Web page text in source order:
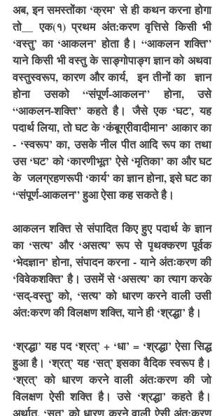
अब, इन समस्तोंका ‘क्रम’ से ही कथन करना होगा
तो__ एक(१) प्रथम अंत:करण वृत्तिसे किसी भी
‘वस्तु’ का ‘आकलन’ होता है। “आकलन शक्ति”
याने किसी भी वस्तु के साङ्गोपाङ्ग ज्ञान को अथवा
वस्तुस्वरूप, कारण और कार्य,  इन तीनों का  ज्ञान
होना उसको “संपूर्ण-आकलन” होना, उसे
“आकलन-शक्ति” कहते है। जैसे एक ‘घट’, यह
पदार्थ लिया, तो घट के ‘कंबूग्रीवादीमान’ आकार का
- ‘स्वरूप’ का, उसके नील पीत आदि रूप का तथा
उस ‘घट’ को ‘कारणीभूत’ ऐसे ‘मृतिका’ का और घट
के  जलग्रहणरूपी ‘कार्य’ का ज्ञान होना, इसे घट का
“संपूर्ण-आकलन” हुआ ऐसा कह सकते है।
आकलन शक्ति से संपादित किए हुए पदार्थ के ज्ञान
का ‘सत्य’ और ‘असत्य’ रूप से पृथक्करण पूर्वक
‘भेदज्ञान’ होना, संपादन करना - याने अंतःकरण की
‘विवेकशक्ति’ है। उसमें से ‘असत्य’ का त्याग करके
‘सद्-वस्तु’ को, ‘सत्य’ को धारण करने वाली उसी
अंत:करण की विलक्षण शक्ति, याने ही ‘श्रद्धा’ है।
‘श्रद्धा’ यह पद ‘श्रत्’ + ‘धा’ = ‘श्रद्धा’ ऐसा सिद्ध
हुआ है। ‘श्रत्’ यह ‘सत्’ इसका वैदिक स्वरूप है।
‘श्रत्’ को धारण करने वाली अंतःकरण की जो
विलक्षण ऐसी शक्ति है। उसे ‘श्रद्धा’ कहते है।